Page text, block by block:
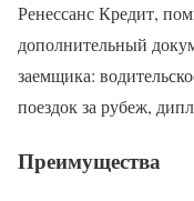
Ренессанс Кредит,
дополнительный
заемщика:
поездок за рубеж,
Преимущества